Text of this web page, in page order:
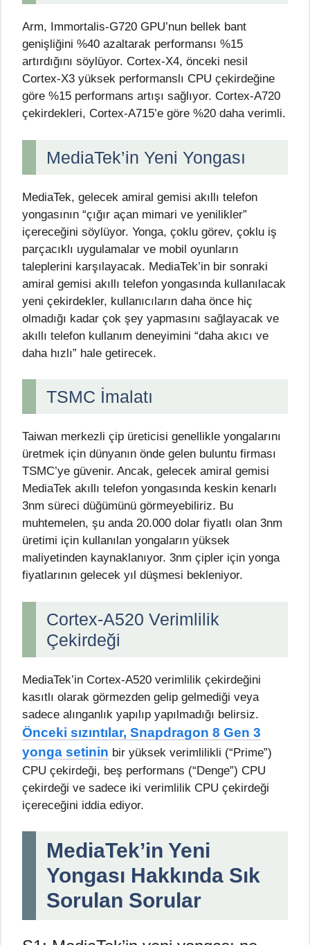
Arm, Immortalis-G720 GPU’nun bellek bant
genişliğini %40 azaltarak performansı %15
artırdığını söylüyor. Cortex-X4, önceki nesil
Cortex-X3 yüksek performanslı CPU çekirdeğine
göre %15 performans artışı sağlıyor. Cortex-A720
çekirdekleri, Cortex-A715’e göre %20 daha verimli.
MediaTek’in Yeni Yongası
MediaTek, gelecek amiral gemisi akıllı telefon
yongasının “çığır açan mimari ve yenilikler”
içereceğini söylüyor. Yonga, çoklu görev, çoklu iş
parçacıklı uygulamalar ve mobil oyunların
taleplerini karşılayacak. MediaTek’in bir sonraki
amiral gemisi akıllı telefon yongasında kullanılacak
yeni çekirdekler, kullanıcıların daha önce hiç
olmadığı kadar çok şey yapmasını sağlayacak ve
akıllı telefon kullanım deneyimini “daha akıcı ve
daha hızlı” hale getirecek.
TSMC İmalatı
Taiwan merkezli çip üreticisi genellikle yongalarını
üretmek için dünyanın önde gelen buluntu firması
TSMC’ye güvenir. Ancak, gelecek amiral gemisi
MediaTek akıllı telefon yongasında keskin kenarlı
3nm süreci düğümünü görmeyebiliriz. Bu
muhtemelen, şu anda 20.000 dolar fiyatlı olan 3nm
üretimi için kullanılan yongaların yüksek
maliyetinden kaynaklanıyor. 3nm çipler için yonga
fiyatlarının gelecek yıl düşmesi bekleniyor.
Cortex-A520 Verimlilik
Çekirdeği
MediaTek’in Cortex-A520 verimlilik çekirdeğini
kasıtlı olarak görmezden gelip gelmediği veya
sadece alınganlık yapılıp yapılmadığı belirsiz.
Önceki sızıntılar, Snapdragon 8 Gen 3
yonga setinin bir yüksek verimlilikli (“Prime”)
CPU çekirdeği, beş performans (“Denge”) CPU
çekirdeği ve sadece iki verimlilik CPU çekirdeği
içereceğini iddia ediyor.
MediaTek’in Yeni
Yongası Hakkında Sık
Sorulan Sorular